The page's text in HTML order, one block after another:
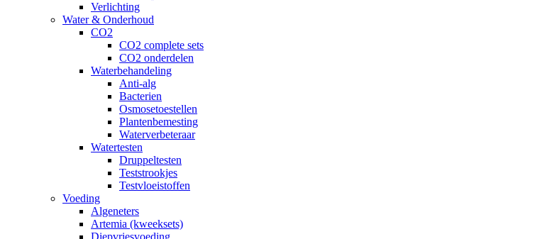
Verlichting
Water & Onderhoud
CO2
CO2 complete sets
CO2 onderdelen
Waterbehandeling
Anti-alg
Bacterien
Osmosetoestellen
Plantenbemesting
Waterverbeteraar
Watertesten
Druppeltesten
Teststrookjes
Testvloeistoffen
Voeding
Algeneters
Artemia (kweeksets)
Diepvriesvoeding